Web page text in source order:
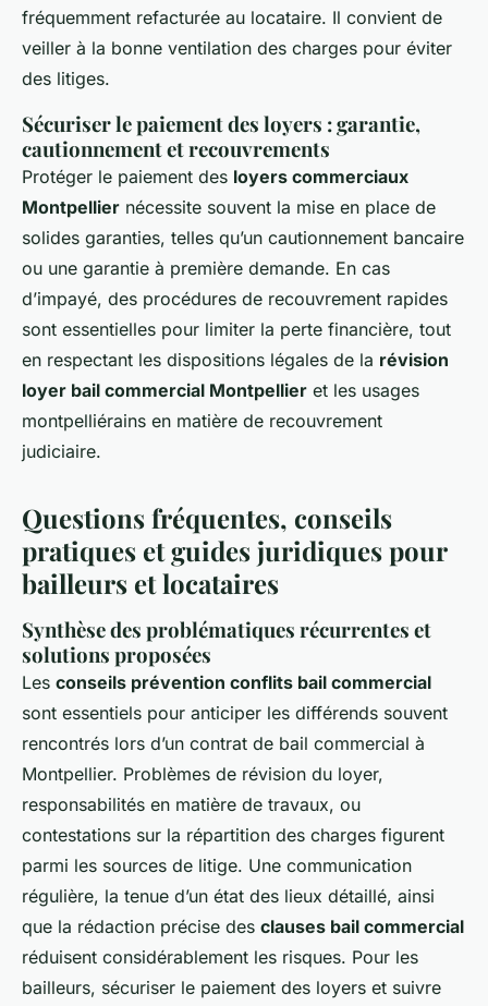
fréquemment refacturée au locataire. Il convient de
veiller à la bonne ventilation des charges pour éviter
des litiges.
Sécuriser le paiement des loyers : garantie,
cautionnement et recouvrements
Protéger le paiement des loyers commerciaux
Montpellier nécessite souvent la mise en place de
solides garanties, telles qu’un cautionnement bancaire
ou une garantie à première demande. En cas
d’impayé, des procédures de recouvrement rapides
sont essentielles pour limiter la perte financière, tout
en respectant les dispositions légales de la révision
loyer bail commercial Montpellier et les usages
montpelliérains en matière de recouvrement
judiciaire.
Questions fréquentes, conseils
pratiques et guides juridiques pour
bailleurs et locataires
Synthèse des problématiques récurrentes et
solutions proposées
Les conseils prévention conflits bail commercial
sont essentiels pour anticiper les différends souvent
rencontrés lors d’un contrat de bail commercial à
Montpellier. Problèmes de révision du loyer,
responsabilités en matière de travaux, ou
contestations sur la répartition des charges figurent
parmi les sources de litige. Une communication
régulière, la tenue d’un état des lieux détaillé, ainsi
que la rédaction précise des clauses bail commercial
réduisent considérablement les risques. Pour les
bailleurs, sécuriser le paiement des loyers et suivre